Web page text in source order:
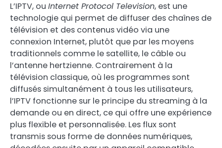
L’IPTV, ou Internet Protocol Television, est une
technologie qui permet de diffuser des chaînes de
télévision et des contenus vidéo via une
connexion Internet, plutôt que par les moyens
traditionnels comme le satellite, le câble ou
l’antenne hertzienne. Contrairement à la
télévision classique, où les programmes sont
diffusés simultanément à tous les utilisateurs,
l’IPTV fonctionne sur le principe du streaming à la
demande ou en direct, ce qui offre une expérience
plus flexible et personnalisée. Les flux sont
transmis sous forme de données numériques,